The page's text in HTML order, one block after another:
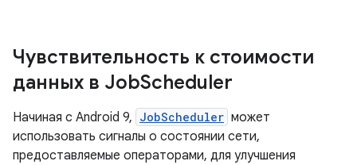
Чувствительность к стоимости
данных в JobScheduler
Начиная с Android 9, JobScheduler может
использовать сигналы о состоянии сети,
предоставляемые операторами, для улучшения